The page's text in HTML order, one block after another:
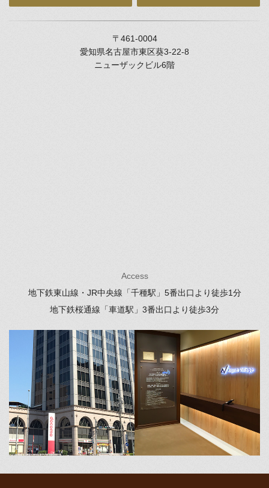
〒461-0004
愛知県名古屋市東区葵3-22-8
ニューザックビル6階
Access
地下鉄東山線・JR中央線「千種駅」 5番出口より徒歩1分
地下鉄桜通線「車道駅」 3番出口より徒歩3分